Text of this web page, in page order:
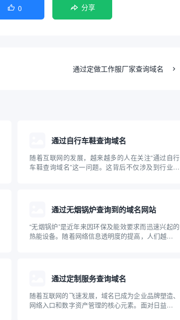
 0 分享
通过定做工作服厂家查询域名
通过自行车鞋查询域名
随着互联网的发展，越来越多的人在关注“通过自行
车鞋查询域名”这一问题。这背后不仅涉及到行业产
及其对自行...通过无烟锅炉查询到的域名网站
“无烟锅炉”是近年来因环保及能效要求而迅速兴起的
热能设备。随着网络信息透明度的提高，人们越来越
了深入科普...通过定制服务查询域名
随着互联网的飞速发展，域名已成为企业品牌塑造、
网络入口和数字资产管理的核心元素。面对日益激增